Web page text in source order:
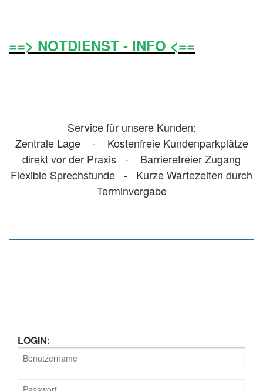
==> NOTDIENST - INFO <==
Service für unsere Kunden:
Zentrale Lage - Kostenfreie Kundenparkplätze
direkt vor der Praxis - Barrierefreier Zugang
Flexible Sprechstunde - Kurze Wartezeiten durch
Terminvergabe
LOGIN: